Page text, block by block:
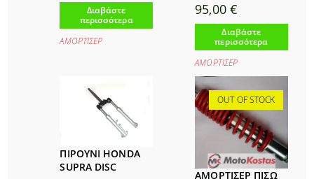
Διαβάστε
περισσότερα
ΑΜΟΡΤΙΣΕΡ
95,00 €
Διαβάστε
περισσότερα
ΑΜΟΡΤΙΣΕΡ
ΠΙΡΟΥΝΙ HONDA
SUPRA DISC
OUT OF STOCK
ΑΜΟΡΤΙΣΕΡ ΠΙΣΩ